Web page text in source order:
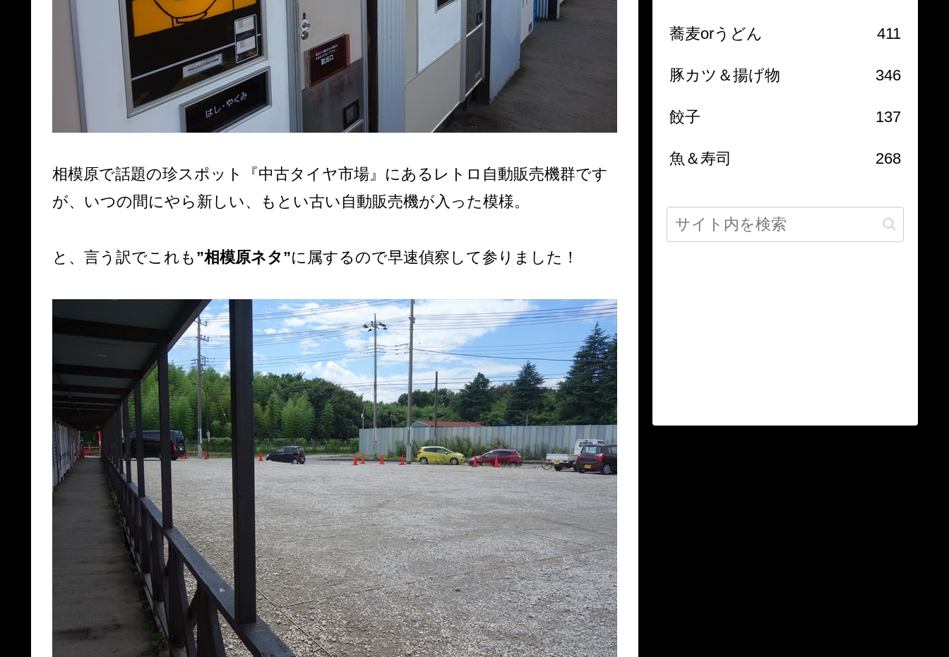
相模原で話題の珍スポット『中古タイヤ市場』にあるレトロ自動販売機群です
が、いつの間にやら新しい、もとい古い自動販売機が入った模様。
と、言う訳でこれも ”相模原ネタ”に属するので早速偵察して参りました！
蕎麦orうどん 411
豚カツ＆揚げ物 346
餃子 137
魚＆寿司 268